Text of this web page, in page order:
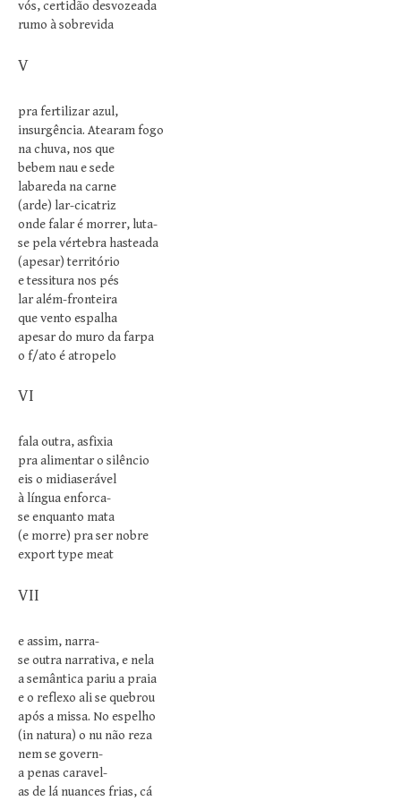
vós, certidão desvozeada
rumo à sobrevida
V
pra fertilizar azul,
insurgência. Atearam fogo
na chuva, nos que
bebem nau e sede
labareda na carne
(arde) lar-cicatriz
onde falar é morrer, luta-
se pela vértebra hasteada
(apesar) território
e tessitura nos pés
lar além-fronteira
que vento espalha
apesar do muro da farpa
o f/ato é atropelo
VI
fala outra, asfixia
pra alimentar o silêncio
eis o midiaserável
à língua enforca-
se enquanto mata
(e morre) pra ser nobre
export type meat
VII
e assim, narra-
se outra narrativa, e nela
a semântica pariu a praia
e o reflexo ali se quebrou
após a missa. No espelho
(in natura) o nu não reza
nem se govern-
a penas caravel-
as de lá nuances frias, cá